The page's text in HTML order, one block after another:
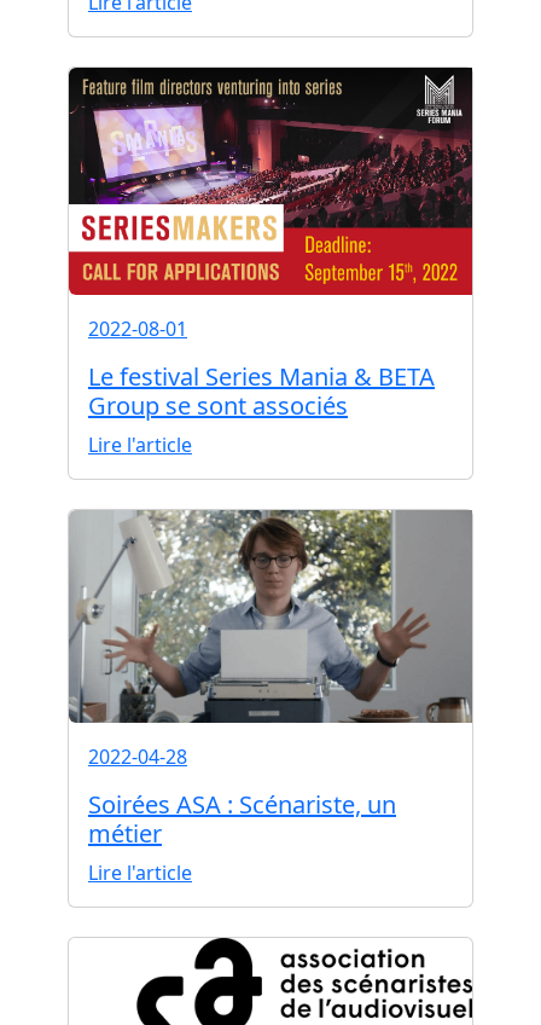
2022-08-01
Le festival Series Mania & BETA
Group se sont associés
Lire l'article
2022-04-28
Soirées ASA : Scénariste, un
métier
Lire l'article